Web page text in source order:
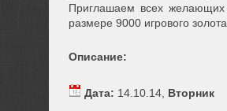
Приглашаем всех желающих
размере 9000 игрового
Описание:
Дата: 14.10.14, Вторник